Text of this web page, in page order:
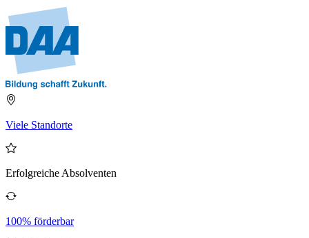
Viele Standorte
Erfolgreiche Absolventen
100% förderbar